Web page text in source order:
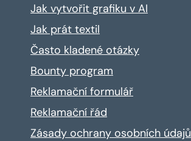
Jak vytvořit grafiku v AI
Jak prát textil
Často kladené otázky
Bounty program
Reklamační formulář
Reklamační řád
Zásady ochrany osobních údajů